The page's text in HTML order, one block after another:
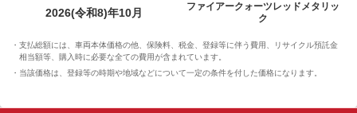
2026(令和8)年10月
ファイアークォーツレッドメタリッ
ク
支払総額には、車両本体価格の他、保険料、税金、登録等に伴う費用、リサイクル預託金
相当額等、購入時に必要な全ての費用が含まれています。
当該価格は、登録等の時期や地域などについて一定の条件を付した価格になります。